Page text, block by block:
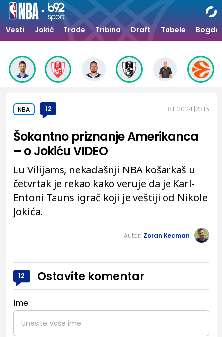
Vesti Jokić Trade Tribina Draft Tabele
NBA 12 8.11.2024. 23:15
Šokantno priznanje Amerikanca
– o Jokiću VIDEO
Lu Vilijams, nekadašnji NBA košarkaš u
četvrtak je rekao kako veruje da je Karl-
Entoni Tauns igrač koji je veštiji od Nikole
Jokića.
Autor: Zoran Kecman
12 Ostavite komentar
Ime